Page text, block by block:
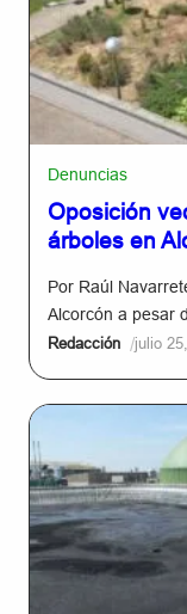
Denuncias
Oposición
árboles en
Por Raúl
Alcorcón a pesar
Redacción /julio